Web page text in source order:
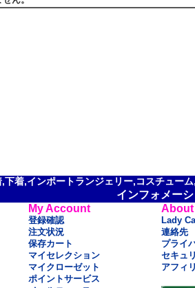
下着,インポートランジェリー,コスチュー
インフォメー
My Account
登録確認
注文状況
保存カート
マイセレクション
マイクローゼット
ポイントサービス
About
Lady
連絡先
プライ
セキュ
アフィ